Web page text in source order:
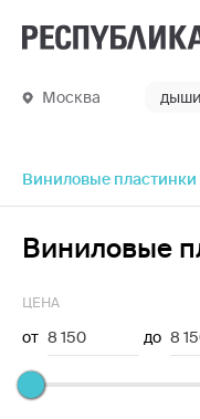
Москва дыши
Виниловые пластинки
Виниловые
ЦЕНА
от 8 150 до 8